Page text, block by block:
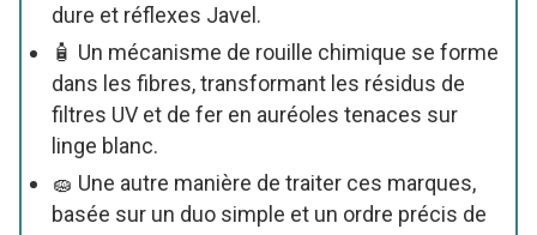
dure et réflexes Javel.
🧴 Un mécanisme de rouille chimique se forme
dans les fibres, transformant les résidus de
filtres UV et de fer en auréoles tenaces sur
linge blanc.
🧽 Une autre manière de traiter ces marques,
basée sur un duo simple et un ordre précis de